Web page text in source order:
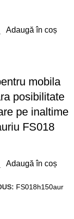
Adaugă în coș
mobila
posibilitate
pe inaltime
FS018
Adaugă în coș
FS018h150aur